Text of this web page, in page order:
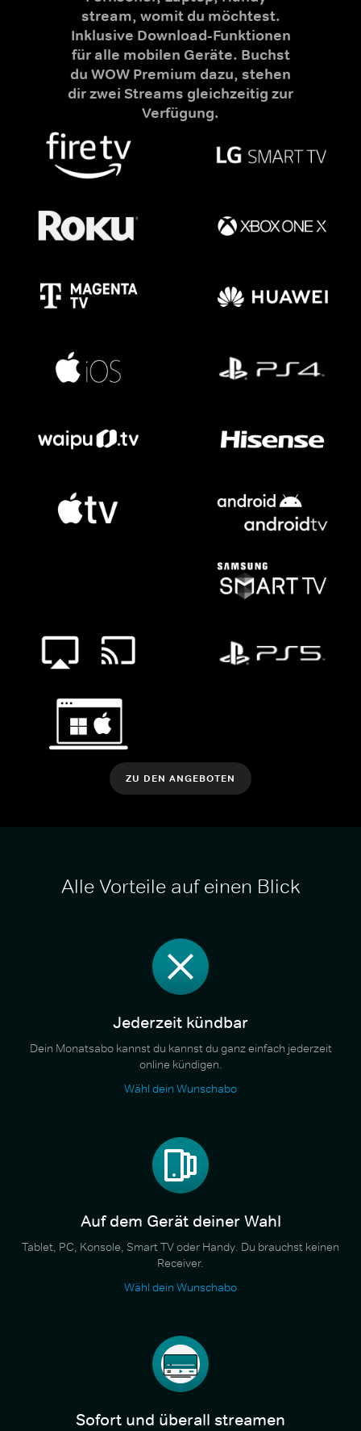
stream, womit du möchtest.
Inklusive Download-Funktionen
für alle mobilen Geräte. Buchst
du WOW Premium dazu, stehen
dir zwei Streams gleichzeitig zur
Verfügung.
ZU DEN ANGEBOTEN
Alle Vorteile auf einen Blick
Jederzeit kündbar
Dein Monatsabo kannst du kannst du ganz einfach jederzeit
online kündigen.
Wähl dein Wunschabo
Auf dem Gerät deiner Wahl
Tablet, PC, Konsole, Smart TV oder Handy. Du brauchst keinen
Receiver.
Wähl dein Wunschabo
Sofort und überall streamen